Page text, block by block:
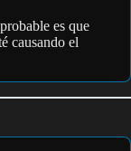
es que
causando el